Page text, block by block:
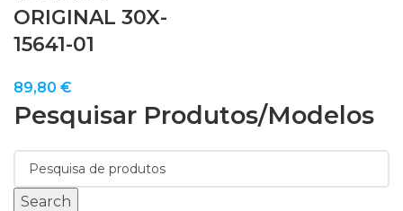
Pesquisar Produtos/modelos
Search
ORIGINAL 30X-
15641-01
89,80 €